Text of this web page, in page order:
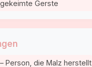
gekeimte Gerste
Person, die Malz herstellt